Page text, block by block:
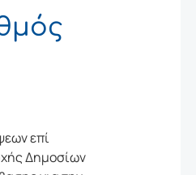
επί
Δημοσίων